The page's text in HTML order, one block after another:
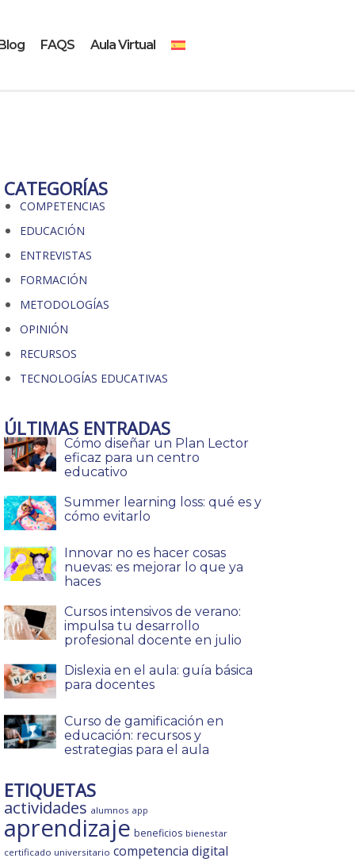
FAQS Aula Virtual
CATEGORÍAS
COMPETENCIAS
EDUCACIÓN
ENTREVISTAS
FORMACIÓN
METODOLOGÍAS
OPINIÓN
RECURSOS
TECNOLOGÍAS EDUCATIVAS
ÚLTIMAS ENTRADAS
Cómo diseñar un Plan Lector
eficaz para un centro
educativo
Summer learning loss: qué es y
cómo evitarlo
Innovar no es hacer cosas
nuevas: es mejorar lo que ya
haces
Cursos intensivos de verano:
impulsa tu desarrollo
profesional docente en julio
Dislexia en el aula: guía básica
para docentes
Curso de gamificación en
educación: recursos y
estrategias para el aula
ETIQUETAS
actividades alumnos app
aprendizaje beneficios bienestar
certificado universitario competencia digital